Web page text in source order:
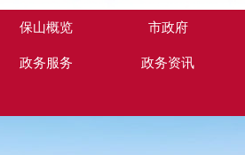
保山概览 市政府
政务服务 政务资讯